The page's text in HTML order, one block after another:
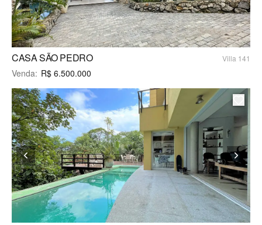
CASA SÃO PEDRO Villa 141
Venda: R$ 6.500.000